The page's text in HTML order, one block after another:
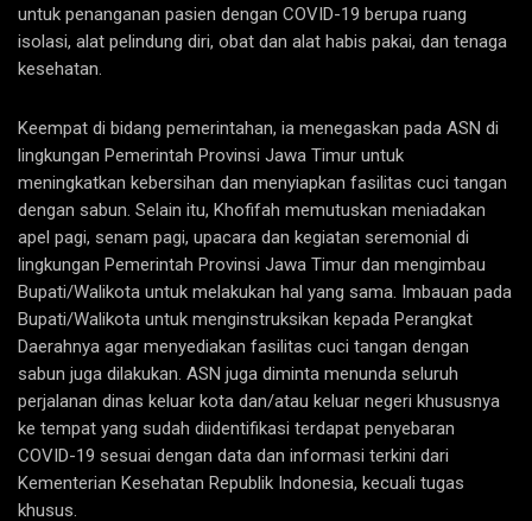
untuk penanganan pasien dengan COVID-19 berupa ruang
isolasi, alat pelindung diri, obat dan alat habis pakai, dan tenaga
kesehatan.
Keempat di bidang pemerintahan, ia menegaskan pada ASN di
lingkungan Pemerintah Provinsi Jawa Timur untuk
meningkatkan kebersihan dan menyiapkan fasilitas cuci tangan
dengan sabun. Selain itu, Khofifah memutuskan meniadakan
apel pagi, senam pagi, upacara dan kegiatan seremonial di
lingkungan Pemerintah Provinsi Jawa Timur dan mengimbau
Bupati/Walikota untuk melakukan hal yang sama. Imbauan pada
Bupati/Walikota untuk menginstruksikan kepada Perangkat
Daerahnya agar menyediakan fasilitas cuci tangan dengan
sabun juga dilakukan. ASN juga diminta menunda seluruh
perjalanan dinas keluar kota dan/atau keluar negeri khususnya
ke tempat yang sudah diidentifikasi terdapat penyebaran
COVID-19 sesuai dengan data dan informasi terkini dari
Kementerian Kesehatan Republik Indonesia, kecuali tugas
khusus.